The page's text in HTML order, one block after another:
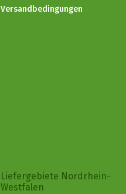
Versandbedingungen
Liefergebiete Nordrhein-
Westfalen